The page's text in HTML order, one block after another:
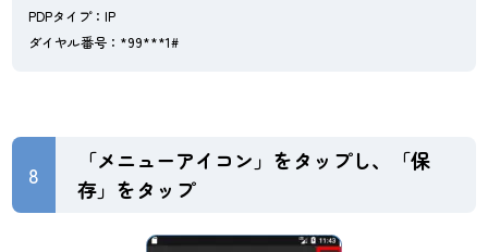
PDPタイプ：IP
ダイヤル番号：*99***1#
8
「メニューアイコン」をタップし、「保
存」をタップ